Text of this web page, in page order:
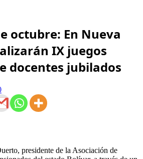
octubre: En Nueva
IX juegos
docentes jubilados
presidente de la Asociación de